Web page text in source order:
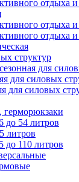
отдыха и
отдыха
отдыха и
структур
для
для силовых
для силовых
герморюкзаки
до 54 литров
литров
до 110 литров